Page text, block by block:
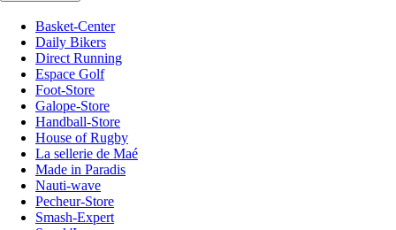
Basket-Center
Daily Bikers
Direct Running
Espace Golf
Foot-Store
Galope-Store
Handball-Store
House of Rugby
La sellerie de Maé
Made in Paradis
Nauti-wave
Pecheur-Store
Smash-Expert